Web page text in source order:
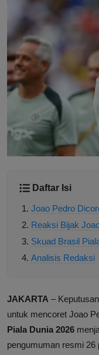
Daftar Isi
Joao Pedro
Reaksi Bijak
Skuad Brasil
Analisis Redaksi
JAKARTA –
untuk mencoret Joao
Piala Dunia 2026
pengumuman resmi